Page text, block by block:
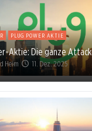
PLUG POWER AKTIE
Aktie: Die ganze
Heim 11. Dez. 2025